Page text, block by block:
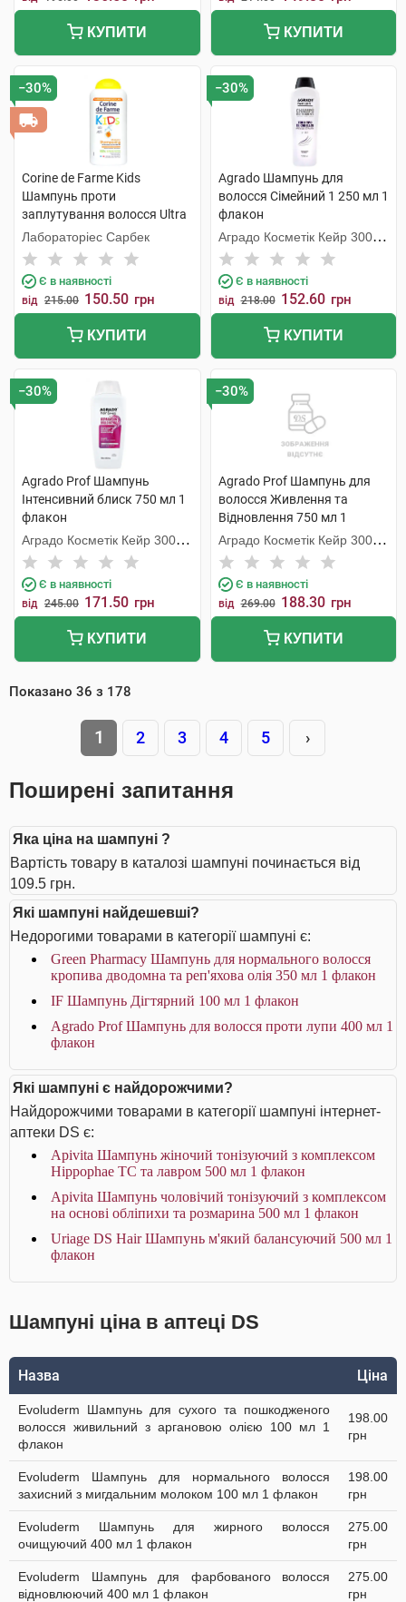
КУПИТИ КУПИТИ
−30%
Corine de Farme Kids
Шампунь проти
заплутування волосся Ultra
Абрикос 300 мл 1 флакон
Лабораторіес Сарбек
Є в наявності
від 215.00 150.50 грн
КУПИТИ
−30%
Agrado Шампунь для
волосся Сімейний 1 250 мл 1
флакон
Аградо Косметік Кейр 3000
С.Л.У.
Є в наявності
від 218.00 152.60 грн
КУПИТИ
−30%
Agrado Prof Шампунь
Інтенсивний блиск 750 мл 1
флакон
Аградо Косметік Кейр 3000
С.Л.У.
Є в наявності
від 245.00 171.50 грн
КУПИТИ
−30%
Agrado Prof Шампунь для
волосся Живлення та
Відновлення 750 мл 1
флакон
Аградо Косметік Кейр 3000
С.Л.У.
Є в наявності
від 269.00 188.30 грн
КУПИТИ
Показано 36 з 178
1 2 3 4 5 ›
Поширені запитання
Яка ціна на шампуні ?
Вартість товару в каталозі шампуні починається від
109.5 грн.
Які шампуні найдешевші?
Недорогими товарами в категорії шампуні є:
Green Pharmacy Шампунь для нормального волосся
кропива дводомна та реп'яхова олія 350 мл 1 флакон
IF Шампунь Дігтярний 100 мл 1 флакон
Agrado Prof Шампунь для волосся проти лупи 400 мл 1
флакон
Які шампуні є найдорожчими?
Найдорожчими товарами в категорії шампуні інтернет-
аптеки DS є:
Apivita Шампунь жіночий тонізуючий з комплексом
Hippophae TC та лавром 500 мл 1 флакон
Apivita Шампунь чоловічий тонізуючий з комплексом
на основі обліпихи та розмарина 500 мл 1 флакон
Uriage DS Hair Шампунь м'який балансуючий 500 мл 1
флакон
Шампуні ціна в аптеці DS
Назва Ціна
Evoluderm Шампунь для сухого та пошкодженого
волосся живильний з аргановою олією 100 мл 1
флакон
198.00
грн
Evoluderm Шампунь для нормального волосся
захисний з мигдальним молоком 100 мл 1 флакон
198.00
грн
Evoluderm Шампунь для жирного волосся
очищуючий 400 мл 1 флакон
275.00
грн
Evoluderm Шампунь для фарбованого волосся
відновлюючий 400 мл 1 флакон
275.00
грн